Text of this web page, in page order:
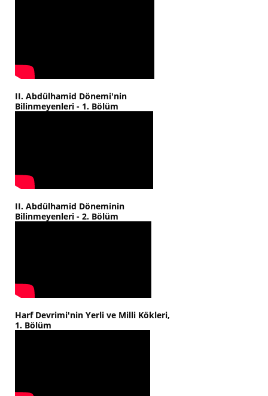
II. Abdülhamid Dönemi'nin
Bilinmeyenleri - 1. Bölüm
II. Abdülhamid Döneminin
Bilinmeyenleri - 2. Bölüm
Harf Devrimi'nin Yerli ve Milli Kökleri,
1. Bölüm